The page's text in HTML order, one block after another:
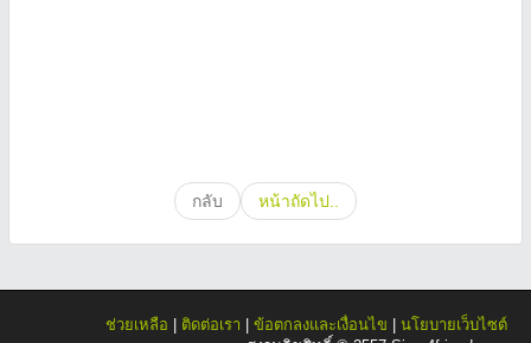
กลับ หน้าถัดไป..
ช่วยเหลือ ติดต่อเรา ข้อตกลงและเงื่อนไข
นโยบายเว็บไซต์